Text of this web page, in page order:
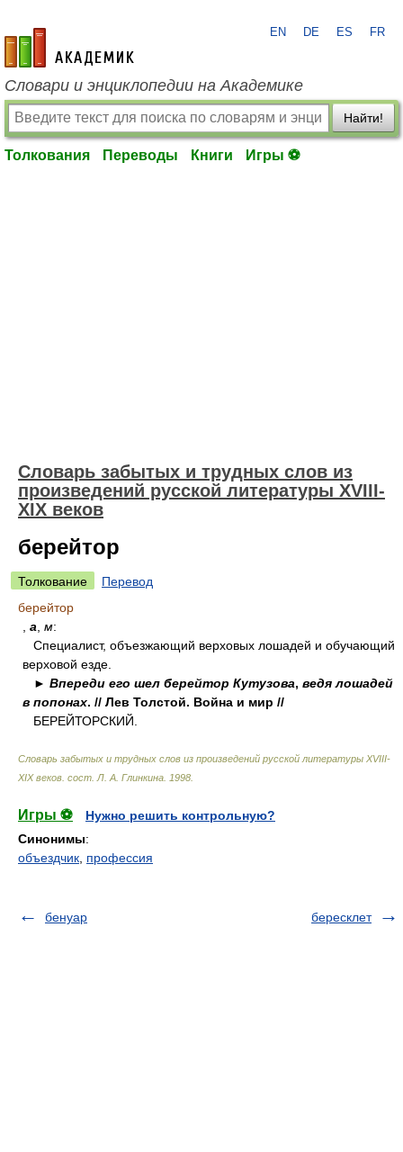
academic.ru
EN DE ES FR
Словари и энциклопедии на Академике
Найти!
Толкования Переводы Книги Игры ⚽
Словарь забытых и трудных слов из
произведений русской литературы ХVIII-
ХIХ веков
берейтор
Толкование
Перевод
берейтор
а м:
Специалист, объезжающий верховых лошадей и обучающий
верховой езде.
► Впереди его шел берейтор Кутузова, ведя лошадей
в попонах. // Лев Толстой. Война и мир //
БЕРЕЙТОРСКИЙ.
Словарь забытых и трудных слов из произведений русской литературы ХVIII-
ХIХ веков сост. Л. А. Глинкина 1998
Игры ⚽
Нужно решить контрольную?
Синонимы:
объездчик профессия
бенуар бересклет